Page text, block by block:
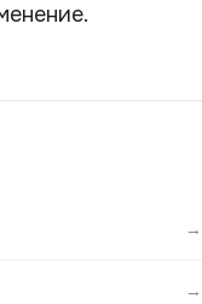
→
→